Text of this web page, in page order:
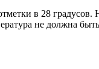
в 28 градусов.
не должна